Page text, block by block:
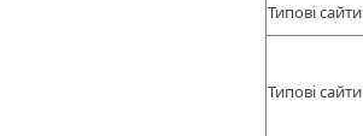
Типові сайти
Типові сайти